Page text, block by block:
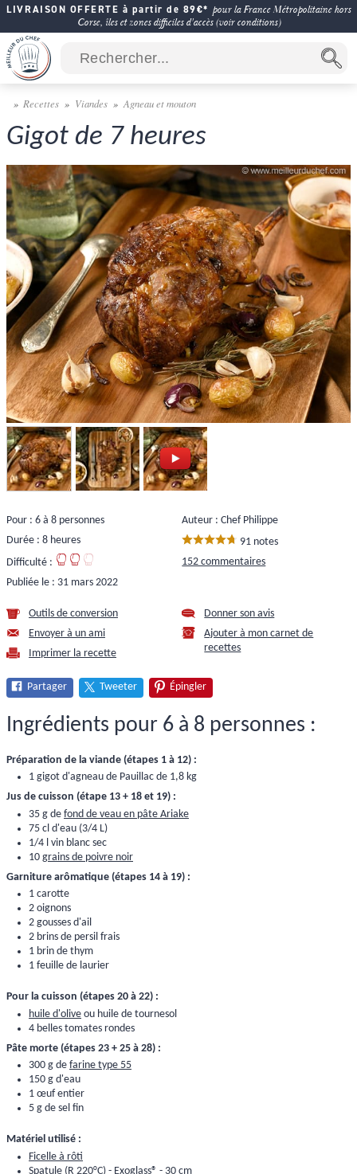
LIVRAISON OFFERTE à partir de 89€* pour la France Métropolitaine hors
Corse, îles et zones difficiles d'accès (voir conditions)
Recettes Viandes Agneau et mouton
Gigot de 7 heures
Pour : 6 à 8 personnes
Durée : 8 heures
Difficulté :
Publiée le : 31 mars 2022
Auteur : Chef Philippe
91 notes
152 commentaires
Outils de conversion
Envoyer à un ami
Imprimer la recette
Donner son avis
Ajouter à mon carnet de
recettes
Partager Tweeter Épingler
Ingrédients pour 6 à 8 personnes :
Préparation de la viande (étapes 1 à 12) :
1 gigot d'agneau de Pauillac de 1,8 kg
Jus de cuisson (étape 13 + 18 et 19) :
35 g de fond de veau en pâte Ariake
75 cl d'eau (3/4 L)
1/4 l vin blanc sec
10 grains de poivre noir
Garniture arômatique (étapes 14 à 19) :
1 carotte
2 oignons
2 gousses d'ail
2 brins de persil frais
1 brin de thym
1 feuille de laurier
Pour la cuisson (étapes 20 à 22) :
huile d'olive ou huile de tournesol
4 belles tomates rondes
Pâte morte (étapes 23 + 25 à 28) :
300 g de farine type 55
150 g d'eau
1 œuf entier
5 g de sel fin
Matériel utilisé :
Ficelle à rôti
Spatule (R 220°C) - Exoglass® - 30 cm